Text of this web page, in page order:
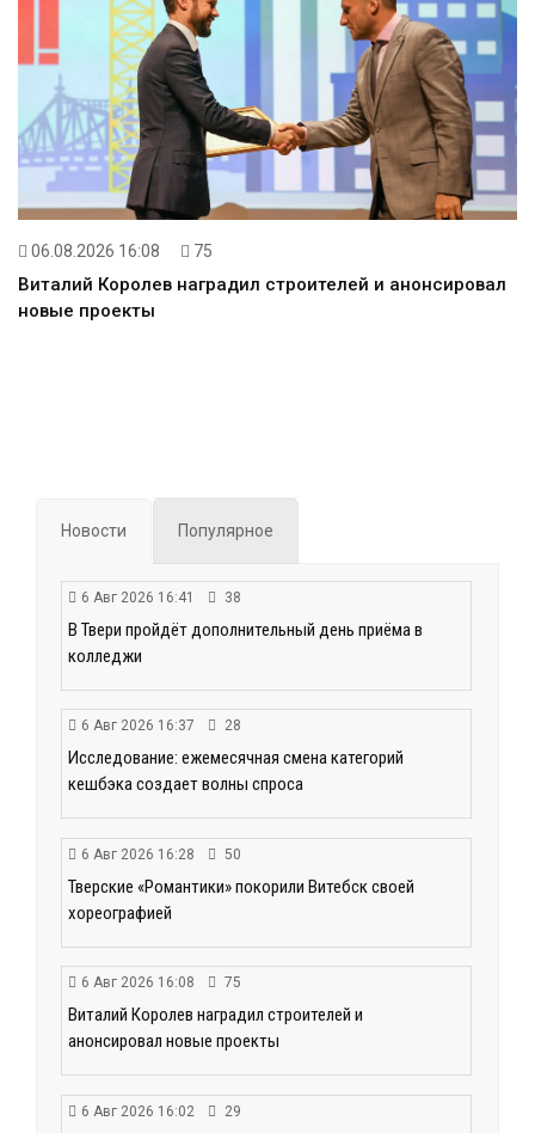
06.08.2026 16:08 75
Виталий Королев наградил строителей и анонсировал
новые проекты
Новости Популярное
6 Авг 2026 16:41 38
В Твери пройдёт дополнительный день приёма в
колледжи
6 Авг 2026 16:37 28
Исследование: ежемесячная смена категорий
кешбэка создает волны спроса
6 Авг 2026 16:28 50
Тверские «Романтики» покорили Витебск своей
хореографией
6 Авг 2026 16:08 75
Виталий Королев наградил строителей и
анонсировал новые проекты
6 Авг 2026 16:02 29